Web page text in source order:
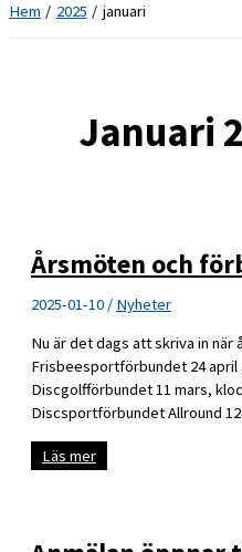
Hem 2025 januari
Januari
Årsmöten och
2025-01-10 / Nyheter
Nu är det dags att skriva in när
Frisbeesportförbundet 24 april
Discgolfförbundet 11 mars,
Discsportförbundet Allround
Årsmöten
och
Läs mer